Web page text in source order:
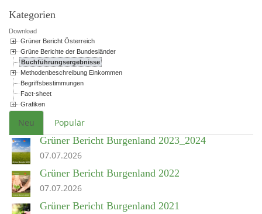
Kategorien
Download
Grüner Bericht Österreich
Grüne Berichte der Bundesländer
Buchführungsergebnisse
Methodenbeschreibung Einkommen
Begriffsbestimmungen
Fact-sheet
Grafiken
Neu Populär
Grüner Bericht Burgenland 2023_2024
07.07.2026
Grüner Bericht Burgenland 2022
07.07.2026
Grüner Bericht Burgenland 2021